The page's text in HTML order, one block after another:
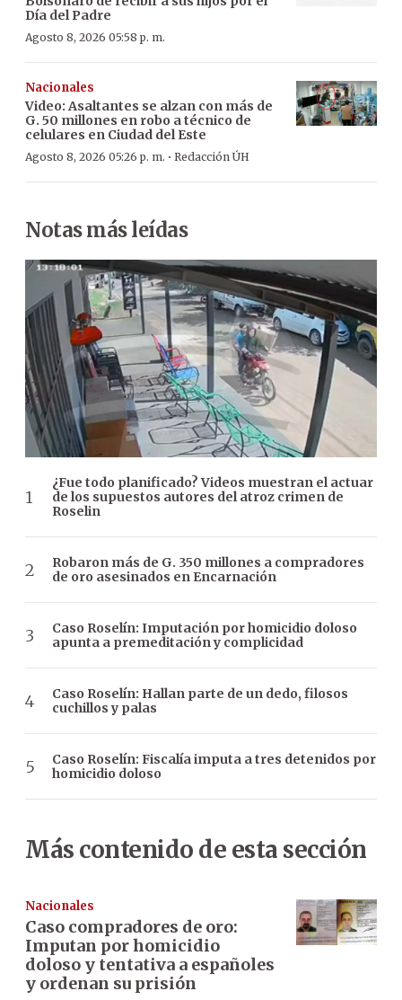
Día del Padre
Agosto 8, 2026 05:58 p. m.
Nacionales
Video: Asaltantes se alzan con más de
G. 50 millones en robo a técnico de
celulares en Ciudad del Este
Agosto 8, 2026 05:26 p. m. · Redacción ÚH
Notas más leídas
¿Fue todo planificado? Videos muestran el actuar
de los supuestos autores del atroz crimen de
Roselin
Robaron más de G. 350 millones a compradores
de oro asesinados en Encarnación
Caso Roselín: Imputación por homicidio doloso
apunta a premeditación y complicidad
Caso Roselín: Hallan parte de un dedo, filosos
cuchillos y palas
Caso Roselín: Fiscalía imputa a tres detenidos por
homicidio doloso
Más contenido de esta sección
Nacionales
Caso compradores de oro:
Imputan por homicidio
doloso y tentativa a españoles
y ordenan su prisión